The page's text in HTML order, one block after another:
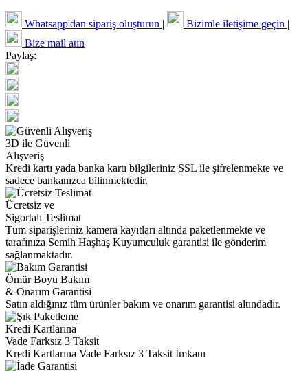
Whatsapp'dan sipariş oluşturun | Bizimle iletişime geçin |
Bize mail atın
Paylaş:
3D ile Güvenli
Alışveriş
Kredi kartı yada banka kartı bilgileriniz SSL ile şifrelenmekte ve
sadece bankanızca bilinmektedir.
Ücretsiz ve
Sigortalı Teslimat
Tüm siparişleriniz kamera kayıtları altında paketlenmekte ve
tarafınıza Semih Haşhaş Kuyumculuk garantisi ile gönderim
sağlanmaktadır.
Ömür Boyu Bakım
& Onarım Garantisi
Satın aldığınız tüm ürünler bakım ve onarım garantisi altındadır.
Kredi Kartlarına
Vade Farksız 3 Taksit
Kredi Kartlarına Vade Farksız 3 Taksit İmkanı